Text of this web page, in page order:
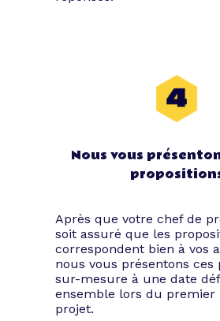
Nous vous
Après que votre chef de
soit assuré que les
correspondent bien à vos
nous vous présentons ces
sur-mesure à une date
ensemble lors du premier
projet.